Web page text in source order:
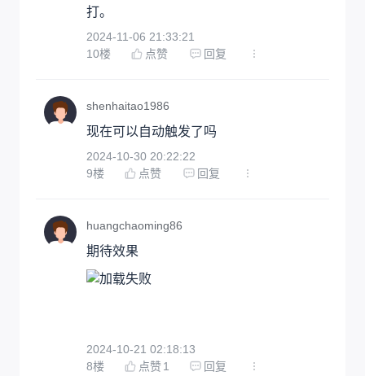
打。
2024-11-06 21:33:21
10楼 点赞 回复
shenhaitao1986
现在可以自动触发了吗
2024-10-30 20:22:22
9楼 点赞 回复
huangchaoming86
期待效果
2024-10-21 02:18:13
8楼 点赞 1 回复